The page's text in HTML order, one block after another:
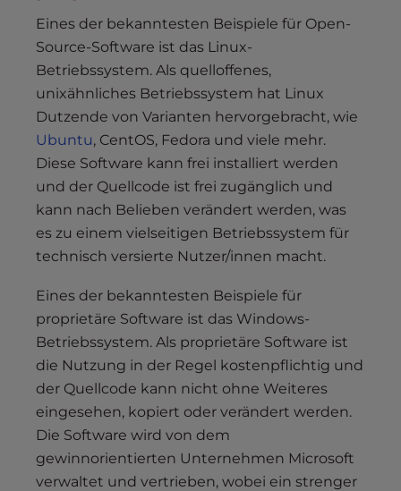
Eines der bekanntesten Beispiele für Open-
Source-Software ist das Linux-
Betriebssystem. Als quelloffenes,
unixähnliches Betriebssystem hat Linux
Dutzende von Varianten hervorgebracht, wie
Ubuntu, CentOS, Fedora und viele mehr.
Diese Software kann frei installiert werden
und der Quellcode ist frei zugänglich und
kann nach Belieben verändert werden, was
es zu einem vielseitigen Betriebssystem für
technisch versierte Nutzer/innen macht.
Eines der bekanntesten Beispiele für
proprietäre Software ist das Windows-
Betriebssystem. Als proprietäre Software ist
die Nutzung in der Regel kostenpflichtig und
der Quellcode kann nicht ohne Weiteres
eingesehen, kopiert oder verändert werden.
Die Software wird von dem
gewinnorientierten Unternehmen Microsoft
verwaltet und vertrieben, wobei ein strenger